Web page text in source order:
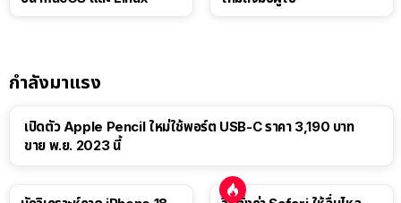
กำลังมาแรง
เปิดตัว Apple Pencil ใหม่ใช้พอร์ต USB-C ราคา 3,190 บาท
ขาย พ.ย. 2023 นี้